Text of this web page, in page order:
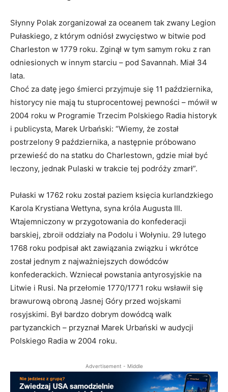
Słynny Polak zorganizował za oceanem tak zwany Legion
Pułaskiego, z którym odniósł zwycięstwo w bitwie pod
Charleston w 1779 roku. Zginął w tym samym roku z ran
odniesionych w innym starciu – pod Savannah. Miał 34
lata.
Choć za datę jego śmierci przyjmuje się 11 października,
historycy nie mają tu stuprocentowej pewności – mówił w
2004 roku w Programie Trzecim Polskiego Radia historyk
i publicysta, Marek Urbański: “Wiemy, że został
postrzelony 9 października, a następnie próbowano
przewieść do na statku do Charlestown, gdzie miał być
leczony, jednak Pulaski w trakcie tej podróży zmarł”.
Pułaski w 1762 roku został paziem księcia kurlandzkiego
Karola Krystiana Wettyna, syna króla Augusta III.
Wtajemniczony w przygotowania do konfederacji
barskiej, zbroił oddziały na Podolu i Wołyniu. 29 lutego
1768 roku podpisał akt zawiązania związku i wkrótce
został jednym z najważniejszych dowódców
konfederackich. Wzniecał powstania antyrosyjskie na
Litwie i Rusi. Na przełomie 1770/1771 roku wsławił się
brawurową obroną Jasnej Góry przed wojskami
rosyjskimi. Był bardzo dobrym dowódcą walk
partyzanckich – przyznał Marek Urbański w audycji
Polskiego Radia w 2004 roku.
Advertisement - Middle